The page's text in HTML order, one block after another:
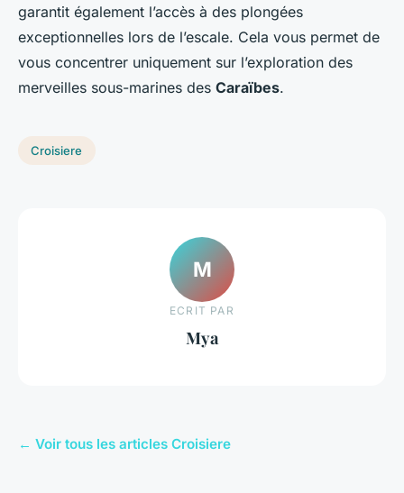
garantit également l’accès à des plongées
exceptionnelles lors de l’escale. Cela vous permet de
vous concentrer uniquement sur l’exploration des
merveilles sous-marines des Caraïbes.
Croisiere
M
ECRIT PAR
Mya
← Voir tous les articles Croisiere